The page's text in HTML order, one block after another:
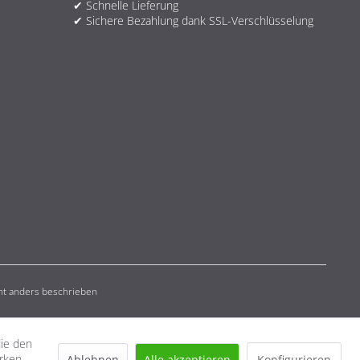
✔ Schnelle Lieferung
✔ Sichere Bezahlung dank SSL-Verschlüsselung
anders beschrieben
den